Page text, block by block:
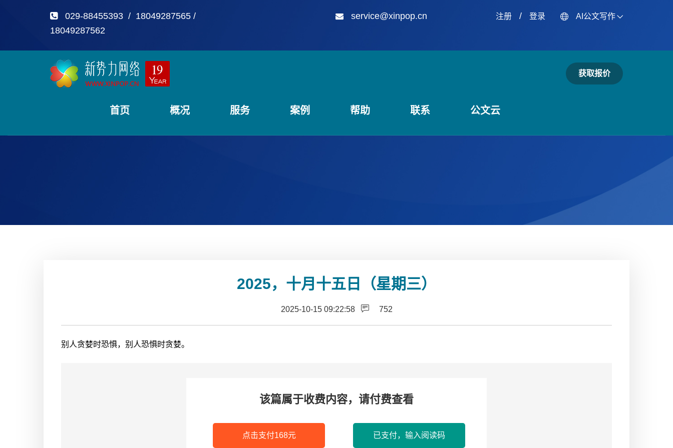
029-88455393 / 18049287565 /
18049287562
service@xinpop.cn 注册/ 登录 AI公文写作
首页 概况 服务 案例 帮助 联系 公文云
获取报价
2025，十月十五日（星期三）
2025-10-15 09:22:58 752
别人贪婪时恐惧，别人恐惧时贪婪。
该篇属于收费内容，请付费查看
点击支付168元 已支付，输入阅读码